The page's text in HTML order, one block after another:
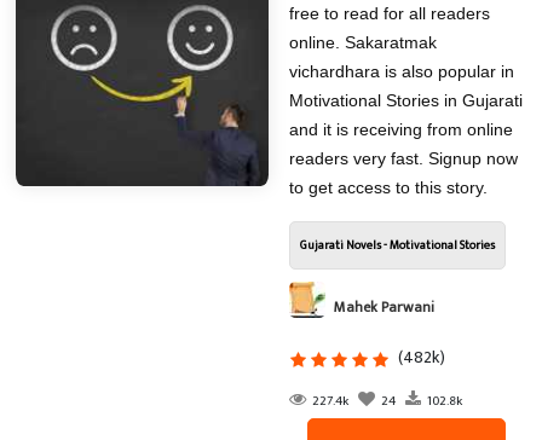
free to read for all readers
online. Sakaratmak
vichardhara is also popular in
Motivational Stories in Gujarati
and it is receiving from online
readers very fast. Signup now
to get access to this story.
Gujarati Novels - Motivational Stories
Mahek Parwani
(482k)
227.4k 24 102.8k